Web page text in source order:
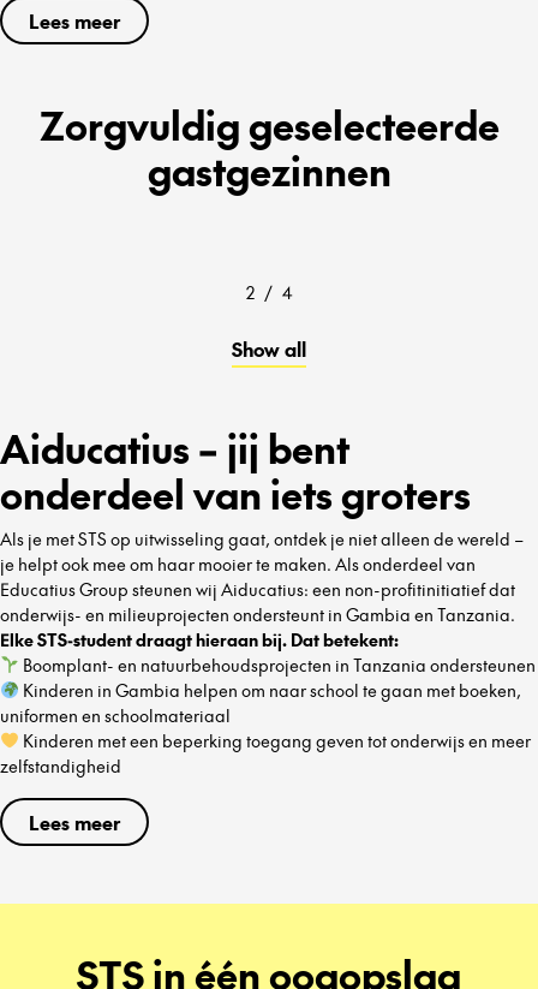
Lees meer
Zorgvuldig geselecteerde
gastgezinnen
2 / 4
Show all
Aiducatius – jij bent
onderdeel van iets groters
Als je met STS op uitwisseling gaat, ontdek je niet alleen de wereld –
je helpt ook mee om haar mooier te maken. Als onderdeel van
Educatius Group steunen wij Aiducatius: een non-profitinitiatief dat
onderwijs- en milieuprojecten ondersteunt in Gambia en Tanzania.
Elke STS-student draagt hieraan bij. Dat betekent:
Boomplant- en natuurbehoudsprojecten in Tanzania ondersteunen
Kinderen in Gambia helpen om naar school te gaan met boeken,
uniformen en schoolmateriaal
Kinderen met een beperking toegang geven tot onderwijs en meer
zelfstandigheid
Lees meer
STS in één oogopslag